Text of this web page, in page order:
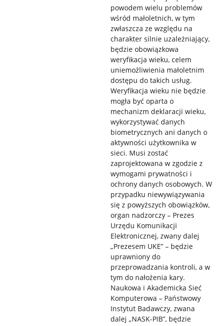
powodem wielu problemów
wśród małoletnich, w tym
zwłaszcza ze względu na
charakter silnie uzależniający,
będzie obowiązkowa
weryfikacja wieku, celem
uniemożliwienia małoletnim
dostępu do takich usług.
Weryfikacja wieku nie będzie
mogła być oparta o
mechanizm deklaracji wieku,
wykorzystywać danych
biometrycznych ani danych o
aktywności użytkownika w
sieci. Musi zostać
zaprojektowana w zgodzie z
wymogami prywatności i
ochrony danych osobowych. W
przypadku niewywiązywania
się z powyższych obowiązków,
organ nadzorczy – Prezes
Urzędu Komunikacji
Elektronicznej, zwany dalej
„Prezesem UKE” – będzie
uprawniony do
przeprowadzania kontroli, a w
tym do nałożenia kary.
Naukowa i Akademicka Sieć
Komputerowa – Państwowy
Instytut Badawczy, zwana
dalej „NASK-PIB”, będzie